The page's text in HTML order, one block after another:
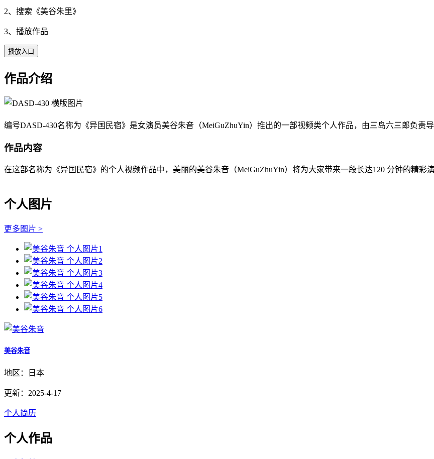
2、搜索《美谷朱里》
3、播放作品
播放入口
作品介绍
编号DASD-430名称为《异国民宿》是女演员美谷朱音（MeiGuZhuYin）推出的一部视频类个人作品，由三岛六三郎负责
作品内容
在这部名称为《异国民宿》的个人视频作品中，美丽的美谷朱音（MeiGuZhuYin）将为大家带来一段长达120 分钟的精彩演
个人图片
更多图片 >
美谷朱音
地区：日本
更新：2025-4-17
个人简历
个人作品